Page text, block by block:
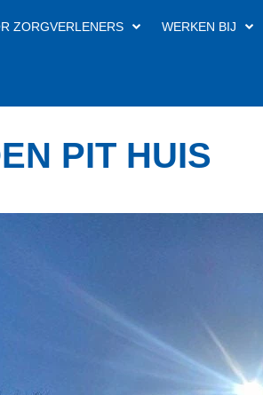
ZORGVERLENERS WERKEN BIJ
PIT HUIS